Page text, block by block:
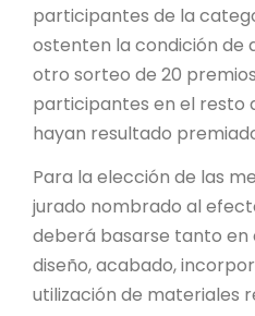
participantes de la
ostenten la condición de
otro sorteo de 20
participantes en el resto
hayan resultado
Para la elección de las
jurado nombrado al
deberá basarse tanto en
diseño, acabado,
utilización de materiales